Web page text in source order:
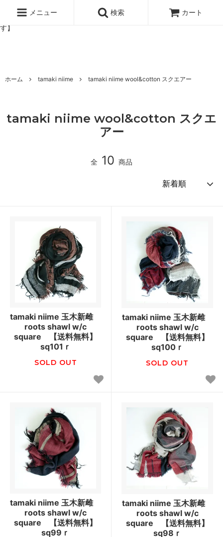
ッタのオンラインストア【アラビア,クイストゴーなどの北欧ヴィンテ
ージ食器,雅峰窯やソルテグラスジュエリーなどの作家の作品が並びま
す】
メニュー 検索 カート
ホーム tamaki niime tamaki niime wool&cotton スクエアー
tamaki niime wool&cotton スクエ
アー
全 10 商品
tamaki niime 玉木新雌
roots shawl w/c
square 【送料無料】
sq101ｒ
SOLD OUT
tamaki niime 玉木新雌
roots shawl w/c
square 【送料無料】
sq100ｒ
SOLD OUT
tamaki niime 玉木新雌
roots shawl w/c
square 【送料無料】
sq99ｒ
tamaki niime 玉木新雌
roots shawl w/c
square 【送料無料】
sq98ｒ